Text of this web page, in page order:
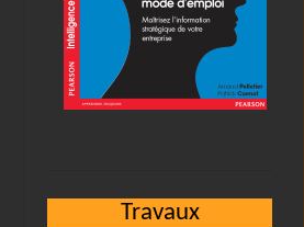
Travaux